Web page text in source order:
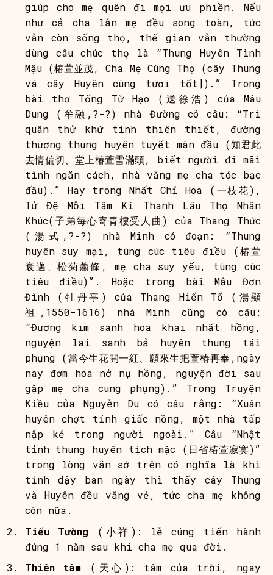
giúp cho mẹ quên đi mọi ưu phiền. Nếu
như cả cha lẫn mẹ đều song toàn, tức
vẫn còn sống thọ, thế gian vẫn thường
dùng câu chúc thọ là “Thung Huyên Tình
Mậu (椿萱並茂, Cha Mẹ Cùng Thọ (cây Thung
và cây Huyên cùng tươi tốt]).” Trong
bài thơ Tống Từ Hạo (送徐浩) của Mâu
Dung (牟融,?-?) nhà Đường có câu: “Tri
quân thử khứ tình thiên thiết, đường
thượng thung huyên tuyết mãn đầu (知君此
去情偏切、堂上椿萱雪滿頭, biết người đi mãi
tình ngăn cách, nhà vắng mẹ cha tóc bạc
đầu).” Hay trong Nhất Chỉ Hoa (一枝花),
Tử Đệ Mỗi Tâm Kí Thanh Lâu Thọ Nhân
Khúc(子弟毎心寄青樓受人曲) của Thang Thức
(湯式,?-?) nhà Minh có đoạn: “Thung
huyên suy mại, tùng cúc tiêu điều (椿萱
衰邁、松菊蕭條, mẹ cha suy yếu, tùng cúc
tiêu điều)”. Hoặc trong bài Mẫu Đơn
Đình (牡丹亭) của Thang Hiển Tổ (湯顯
祖,1550-1616) nhà Minh cũng có câu:
“Đương kim sanh hoa khai nhất hồng,
nguyện lai sanh bả huyên thung tái
phụng (當今生花開一紅、願來生把萱椿再奉,ngày
nay đơm hoa nở nụ hồng, nguyện đời sau
gặp mẹ cha cung phụng).” Trong Truyện
Kiều của Nguyễn Du có câu rằng: “Xuân
huyên chợt tỉnh giấc nồng, một nhà tấp
nập kẻ trong người ngoài.” Câu “Nhật
tỉnh thung huyên tịch mặc (日省椿萱寂寞)”
trong lòng văn sớ trên có nghĩa là khi
tỉnh dậy ban ngày thì thấy cây Thung
và Huyên đều vắng vẻ, tức cha mẹ không
còn nữa.
Tiểu Tường (小祥): lễ cúng tiến hành
đúng 1 năm sau khi cha mẹ qua đời.
Thiên tâm (天心): tâm của trời, ngay